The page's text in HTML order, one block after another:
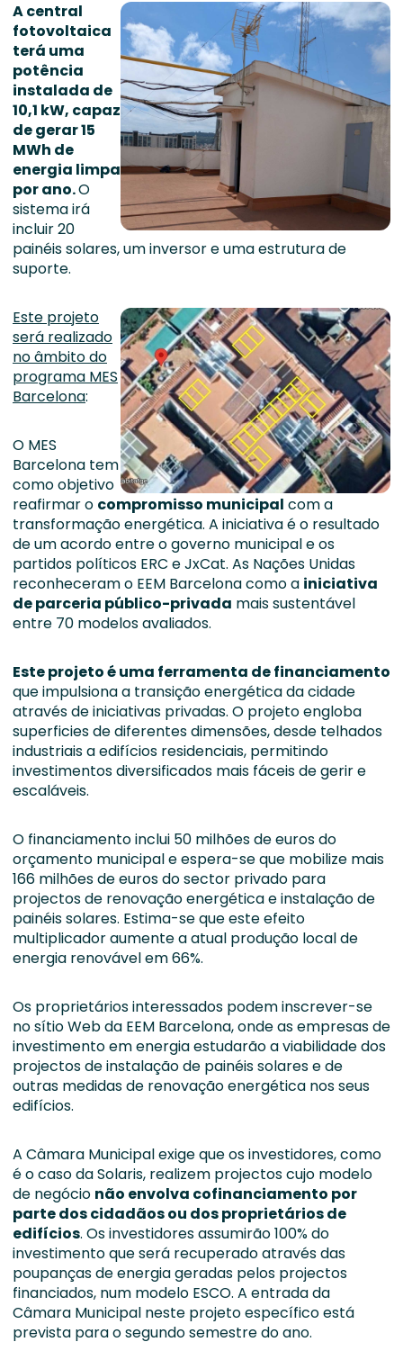
A central
fotovoltaica
terá uma
potência
instalada de
10,1 kW, capaz
de gerar 15
MWh de
energia limpa
por ano.O
sistema irá
incluir 20
painéis solares, um inversor e uma estrutura de
suporte.
Este projeto
será realizado
no âmbito do
programa MES
Barcelona:
O MES
Barcelona tem
como objetivo
reafirmar o compromisso municipal com a
transformação energética. A iniciativa é o resultado
de um acordo entre o governo municipal e os
partidos políticos ERC e JxCat. As Nações Unidas
reconheceram o EEM Barcelona como a iniciativa
de parceria público-privada mais sustentável
entre 70 modelos avaliados.
Este projeto é uma ferramenta de financiamento
que impulsiona a transição energética da cidade
através de iniciativas privadas. O projeto engloba
superficies de diferentes dimensões, desde telhados
industriais a edifícios residenciais, permitindo
investimentos diversificados mais fáceis de gerir e
escaláveis.
O financiamento inclui 50 milhões de euros do
orçamento municipal e espera-se que mobilize mais
166 milhões de euros do sector privado para
projectos de renovação energética e instalação de
painéis solares. Estima-se que este efeito
multiplicador aumente a atual produção local de
energia renovável em 66%.
Os proprietários interessados podem inscrever-se
no sítio Web da EEM Barcelona, onde as empresas de
investimento em energia estudarão a viabilidade dos
projectos de instalação de painéis solares e de
outras medidas de renovação energética nos seus
edifícios.
A Câmara Municipal exige que os investidores, como
é o caso da Solaris, realizem projectos cujo modelo
de negócio não envolva cofinanciamento por
parte dos cidadãos ou dos proprietários de
edifícios. Os investidores assumirão 100% do
investimento que será recuperado através das
poupanças de energia geradas pelos projectos
financiados, num modelo ESCO. A entrada da
Câmara Municipal neste projeto específico está
prevista para o segundo semestre do ano.